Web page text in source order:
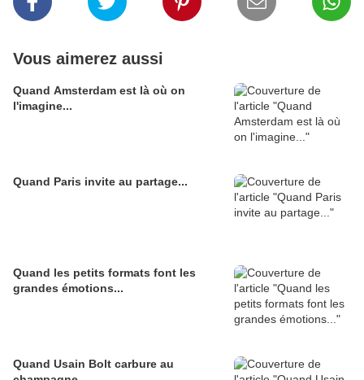
Vous aimerez aussi
Quand Amsterdam est là où on
l'imagine...
Quand Paris invite au partage...
Quand les petits formats font les
grandes émotions...
Quand Usain Bolt carbure au